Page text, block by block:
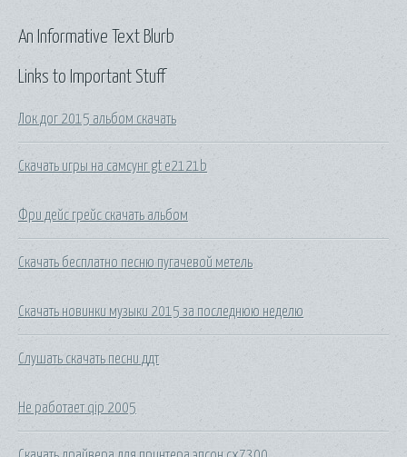
Links to Important Stuff
Лок дог 2015 альбом скачать
Скачать игры на самсунг gt e2121b
Фри дейс грейс скачать альбом
Скачать бесплатно песню пугачевой метель
Скачать новинки музыки 2015 за последнюю неделю
Слушать скачать песни ддт
Не работает qip 2005
An Informative Text Blurb